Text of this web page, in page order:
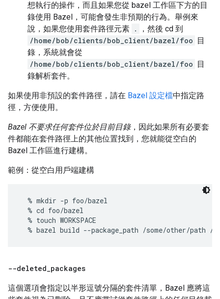
想執行的操作，而且如果您從 bazel 工作區下方的目
錄使用 Bazel，可能會發生非預期的行為。舉例來
說，如果您使用套件路徑元素 .
，然後 cd 到
/home/bob/clients/bob_client/bazel/foo 目
錄，系統就會從
/home/bob/clients/bob_client/bazel/foo 目
錄解析套件。
如果使用非預設的套件路徑，請在 Bazel 設定檔中指定路
徑，方便使用。
Bazel 不要求任何套件位於目前目錄，因此如果所有必要套
件都能在套件路徑上的其他位置找到，您就能從空白的
Bazel 工作區進行建構。
範例：從空白用戶端建構
  % mkdir -p foo/bazel
  % cd foo/bazel
  % touch WORKSPACE
--deleted_packages
這個選項會指定以半形逗號分隔的套件清單，Bazel 應將這